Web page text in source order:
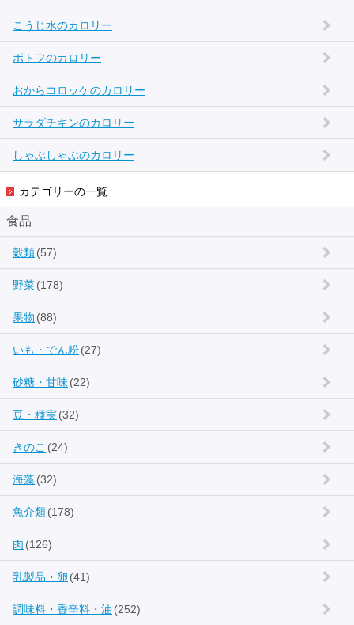
こうじ水のカロリー
ポトフのカロリー
おからコロッケのカロリー
サラダチキンのカロリー
しゃぶしゃぶのカロリー
カテゴリーの一覧
食品
穀類(57)
野菜(178)
果物 (88)
いも・でん粉(27)
砂糖・甘味(22)
豆・種実(32)
きのこ (24)
海藻(32)
魚介類(178)
肉 (126)
乳製品・卵 (41)
調味料・香辛料・油 (252)